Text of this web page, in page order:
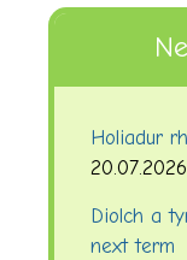
Holiadur
20.07.2026
Diolch a
next term